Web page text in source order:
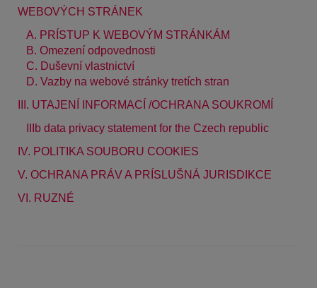
WEBOVÝCH STRÁNEK
A. PRÍSTUP K WEBOVÝM STRÁNKÁM
B. Omezení odpovednosti
C. Duševní vlastnictví
D. Vazby na webové stránky tretích stran
III. UTAJENÍ INFORMACÍ /OCHRANA SOUKROMÍ
IIIb data privacy statement for the Czech republic
IV. POLITIKA SOUBORU COOKIES
V. OCHRANA PRÁV A PRÍSLUŠNÁ JURISDIKCE
VI. RUZNÉ